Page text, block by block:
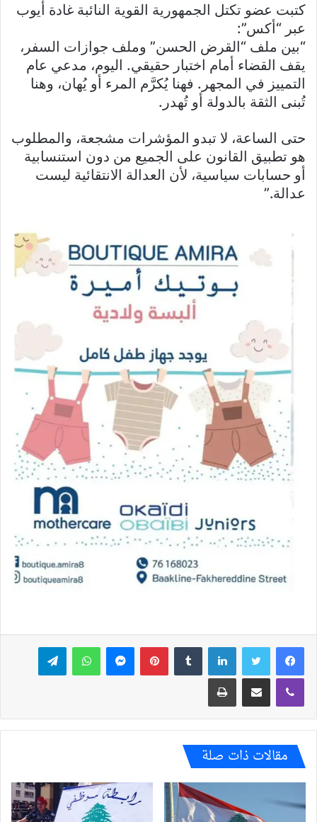
كتبت عضو تكتل الجمهورية القوية النائبة غادة أيوب
عبر “أكس”:
“بين ملف “القرض الحسن” وملف جوازات السفر،
يقف القضاء أمام اختبار حقيقي. اليوم، مدعي عام
التمييز في المجهر. فهنا يُكرَّم المرء أو يُهان، وهنا
تُبنى الثقة بالدولة أو تُهدر.
حتى الساعة، لا تبدو المؤشرات مشجعة، والمطلوب
هو تطبيق القانون على الجميع من دون استنسابية
أو حسابات سياسية، لأن العدالة الانتقائية ليست
عدالة.”
فيسبوك تويتر لينكدإن بينتيريستماسنجر واتساب تيلقرام
ڤايبر مشاركة عبر البريد طباعة
مقالات ذات صلة